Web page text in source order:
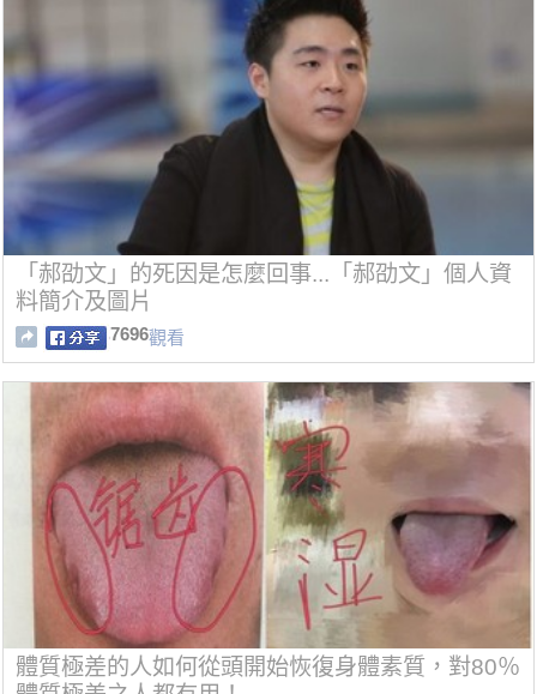
「郝劭文」的死因是怎麼回事...「郝劭文」個人資
料簡介及圖片
7696觀看
體質極差的人如何從頭開始恢復身體素質，對80％